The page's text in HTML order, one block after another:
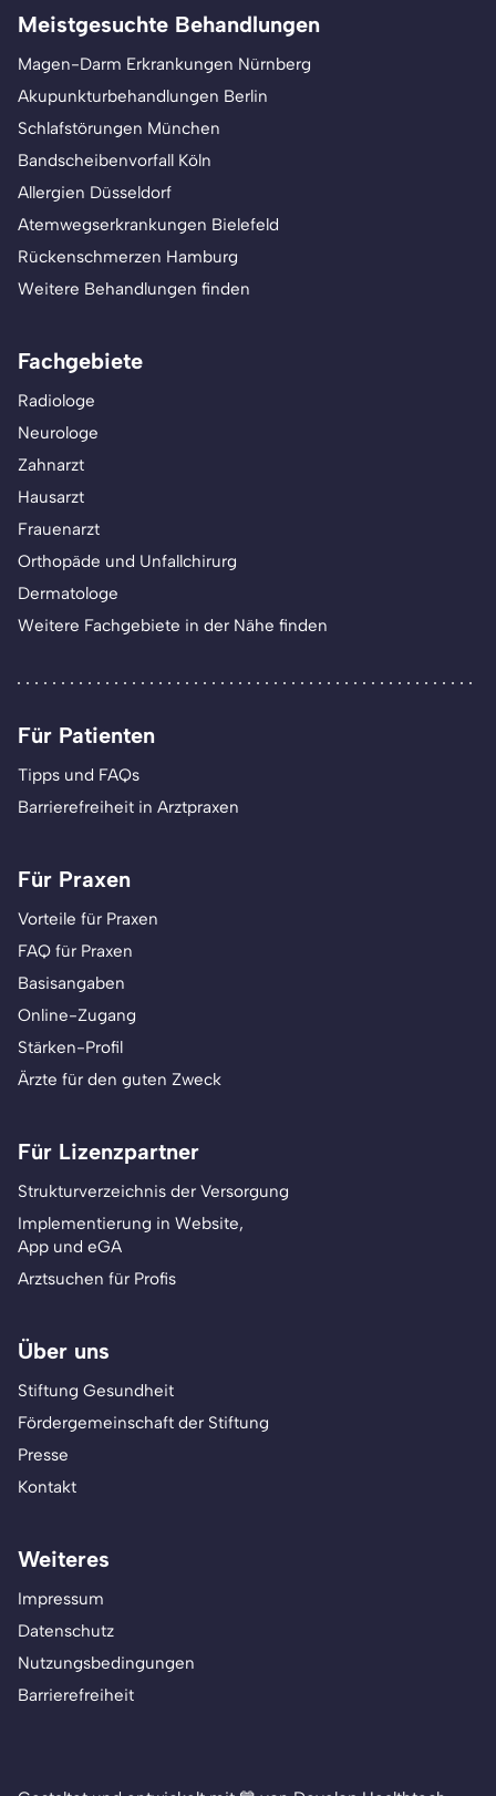
Meistgesuchte Behandlungen
Magen-Darm Erkrankungen Nürnberg
Akupunkturbehandlungen Berlin
Schlafstörungen München
Bandscheibenvorfall Köln
Allergien Düsseldorf
Atemwegserkrankungen Bielefeld
Rückenschmerzen Hamburg
Weitere Behandlungen finden
Fachgebiete
Radiologe
Neurologe
Zahnarzt
Hausarzt
Frauenarzt
Orthopäde und Unfallchirurg
Dermatologe
Weitere Fachgebiete in der Nähe finden
Für Patienten
Tipps und FAQs
Barrierefreiheit in Arztpraxen
Für Praxen
Vorteile für Praxen
FAQ für Praxen
Basisangaben
Online-Zugang
Stärken-Profil
Ärzte für den guten Zweck
Für Lizenzpartner
Strukturverzeichnis der Versorgung
Implementierung in Website,
App und eGA
Arztsuchen für Profis
Über uns
Stiftung Gesundheit
Fördergemeinschaft der Stiftung
Presse
Kontakt
Weiteres
Impressum
Datenschutz
Nutzungsbedingungen
Barrierefreiheit